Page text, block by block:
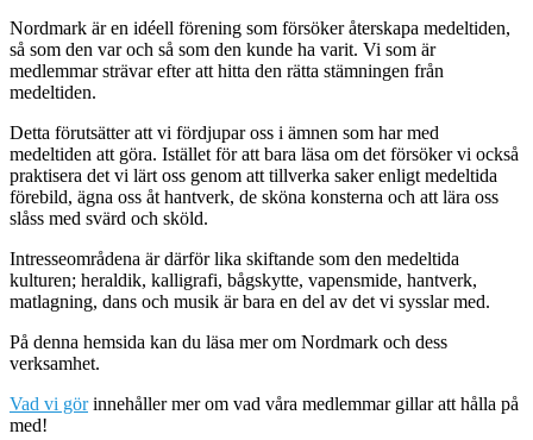
Nordmark är en idéell förening som försöker återskapa medeltiden,
så som den var och så som den kunde ha varit. Vi som är
medlemmar strävar efter att hitta den rätta stämningen från
medeltiden.
Detta förutsätter att vi fördjupar oss i ämnen som har med
medeltiden att göra. Istället för att bara läsa om det försöker vi också
praktisera det vi lärt oss genom att tillverka saker enligt medeltida
förebild, ägna oss åt hantverk, de sköna konsterna och att lära oss
slåss med svärd och sköld.
Intresseområdena är därför lika skiftande som den medeltida
kulturen; heraldik, kalligrafi, bågskytte, vapensmide, hantverk,
matlagning, dans och musik är bara en del av det vi sysslar med.
På denna hemsida kan du läsa mer om Nordmark och dess
verksamhet.
Vad vi görinnehåller mer om vad våra medlemmar gillar att hålla på
med!